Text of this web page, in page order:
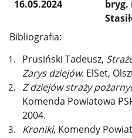
16.05.2024
bryg.
Bibliografia:
Prusiński Tadeusz,
Zarys dziejów. ElSet,
Z dziejów straży
Komenda Powiatowa
2004.
Kroniki, Komendy